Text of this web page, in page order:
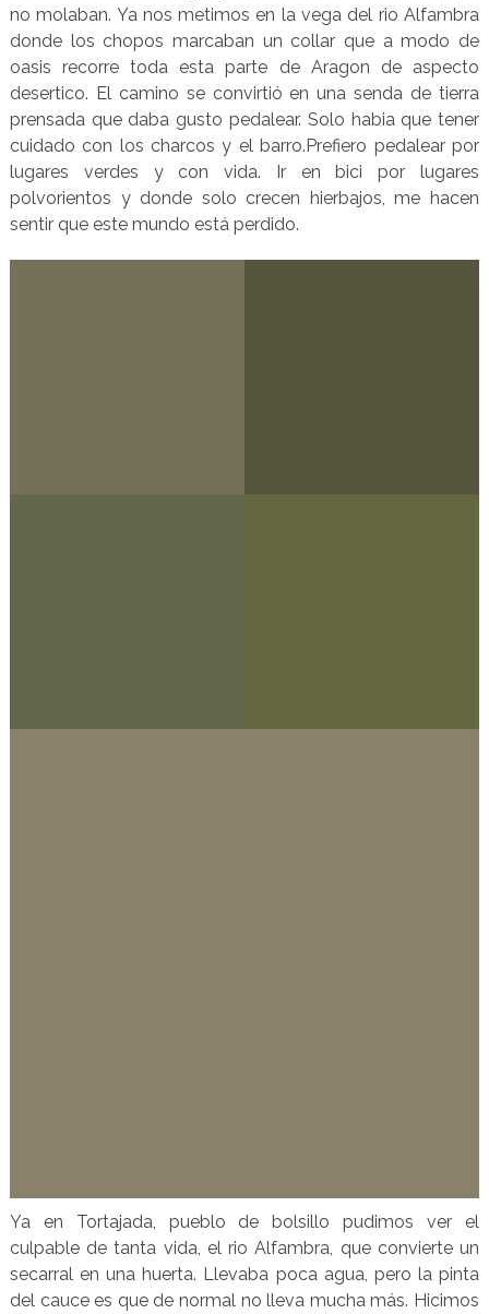
no molaban. Ya nos metimos en la vega del rio Alfambra
donde los chopos marcaban un collar que a modo de
oasis recorre toda esta parte de Aragon de aspecto
desertico. El camino se convirtió en una senda de tierra
prensada que daba gusto pedalear. Solo habia que tener
cuidado con los charcos y el barro.Prefiero pedalear por
lugares verdes y con vida. Ir en bici por lugares
polvorientos y donde solo crecen hierbajos, me hacen
sentir que este mundo está perdido.
Ya en Tortajada, pueblo de bolsillo pudimos ver el
culpable de tanta vida, el rio Alfambra, que convierte un
secarral en una huerta. Llevaba poca agua, pero la pinta
del cauce es que de normal no lleva mucha más. Hicimos